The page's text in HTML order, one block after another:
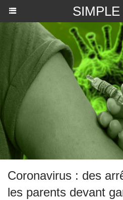
Coronavirus : des
les parents devant